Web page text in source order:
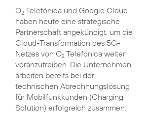
O2Telefónica und Google Cloud
haben heute eine strategische
Partnerschaft angekündigt, um die
Cloud-Transformation des 5G-
Netzes von O2Telefónica weiter
voranzutreiben. Die Unternehmen
arbeiten bereits bei der
technischen Abrechnungslösung
für Mobilfunkkunden (Charging
Solution) erfolgreich zusammen.